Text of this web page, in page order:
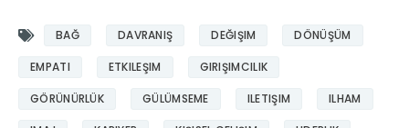
BAĞ DAVRANIŞ DEĞIŞIM DÖNÜŞÜM
EMPATI ETKILEŞIM GIRIŞIMCILIK
GÖRÜNÜRLÜK GÜLÜMSEME ILETIŞIM ILHAM